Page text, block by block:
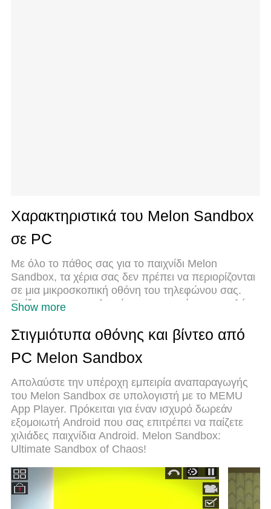
Χαρακτηριστικά του Melon Sandbox
σε PC
Με όλο το πάθος σας για το παιχνίδι Melon
Sandbox, τα χέρια σας δεν πρέπει να περιορίζονται
σε μια μικροσκοπική οθόνη του τηλεφώνου σας.
Παίξτε σαν επαγγελματίας και αποκτήστε τον πλήρη
ποντίκι. Το MEmu σας προσφέρει όλα όσα
περιμένετε. Κατεβάστε και παίξτε Melon Sandbox
σε υπολογιστή. Παίξτε όσο θέλετε, χωρίς άλλους
τηλεφωνίας και ενοχλητικών κλήσεων. Το
ολοκαίνουργιο MEmu 9 είναι η καλύτερη επιλογή
για να παίξετε Melon Sandbox σε υπολογιστή.
Ετοιμασμένο με την εμπειρία μας, το εξαιρετικό
σύστημα προκαθορισμένης αντιστοίχισης πλήκτρων
καθιστά το Melon Sandbox ένα πραγματικό παιχνίδι
περιπτώσεων MEmu καθιστά δυνατό το παιχνίδι με
2 ή περισσότερους λογαριασμούς στην ίδια
συσκευή. Και το πιο σημαντικό, η αποκλειστική
Show more
Στιγμιότυπα οθόνης και βίντεο από
PC Melon Sandbox
Απολαύστε την υπέροχη εμπειρία αναπαραγωγής
του Melon Sandbox σε υπολογιστή με το MEMU
App Player. Πρόκειται για έναν ισχυρό δωρεάν
εξομοιωτή Android που σας επιτρέπει να παίζετε
χιλιάδες παιχνίδια Android. Melon Sandbox:
Ultimate Sandbox of Chaos!